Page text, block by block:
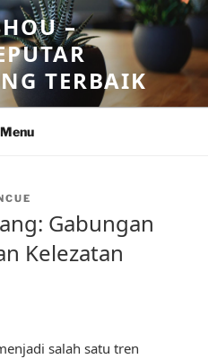
–
TERBAIK
Menu
Gabungan
Kelezatan
salah satu tren